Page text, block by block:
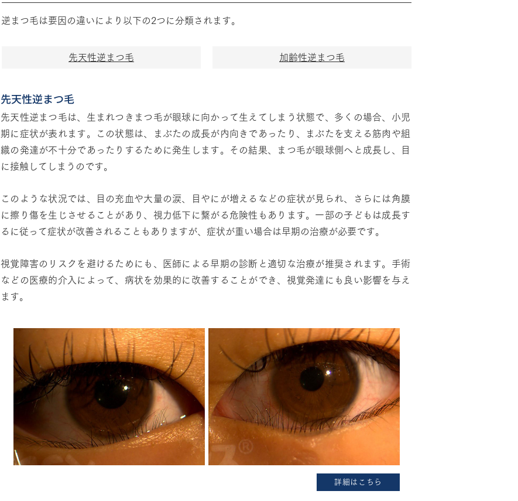
逆まつ毛は要因の違いにより以下の2つに分類されます。
先天性逆まつ毛 加齢性逆まつ毛
先天性逆まつ毛
先天性逆まつ毛は、生まれつきまつ毛が眼球に向かって生えてしまう状態で、多くの場合、小児
期に症状が表れます。この状態は、まぶたの成長が内向きであったり、まぶたを支える筋肉や組
織の発達が不十分であったりするために発生します。その結果、まつ毛が眼球側へと成長し、目
に接触してしまうのです。
このような状況では、目の充血や大量の涙、目やにが増えるなどの症状が見られ、さらには角膜
に擦り傷を生じさせることがあり、視力低下に繋がる危険性もあります。一部の子どもは成長す
るに従って症状が改善されることもありますが、症状が重い場合は早期の治療が必要です。
視覚障害のリスクを避けるためにも、医師による早期の診断と適切な治療が推奨されます。手術
などの医療的介入によって、病状を効果的に改善することができ、視覚発達にも良い影響を与え
ます。
詳細はこちら